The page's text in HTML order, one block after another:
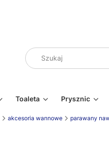
Toaleta Prysznic
akcesoria wannowe parawany